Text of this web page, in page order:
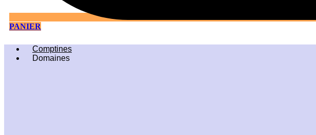
PANIER
Comptines
Domaines